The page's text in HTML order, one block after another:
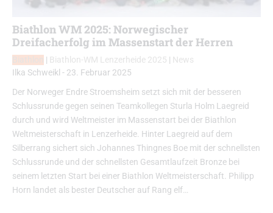
Biathlon WM 2025: Norwegischer
Dreifacherfolg im Massenstart der Herren
| Biathlon-WM Lenzerheide 2025 | News
Ilka Schweikl - 23. Februar 2025
Der Norweger Endre Stroemsheim setzt sich mit der besseren
Schlussrunde gegen seinen Teamkollegen Sturla Holm Laegreid
durch und wird Weltmeister im Massenstart bei der Biathlon
Weltmeisterschaft in Lenzerheide. Hinter Laegreid auf dem
Silberrang sichert sich Johannes Thingnes Boe mit der schnellsten
Schlussrunde und der schnellsten Gesamtlaufzeit Bronze bei
seinem letzten Start bei einer Biathlon Weltmeisterschaft. Philipp
Horn landet als bester Deutscher auf Rang elf…